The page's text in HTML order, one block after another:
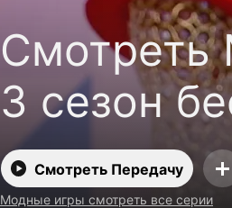
Смотреть
3 сезон
Смотреть Передачу
Модные игры смотреть все серии